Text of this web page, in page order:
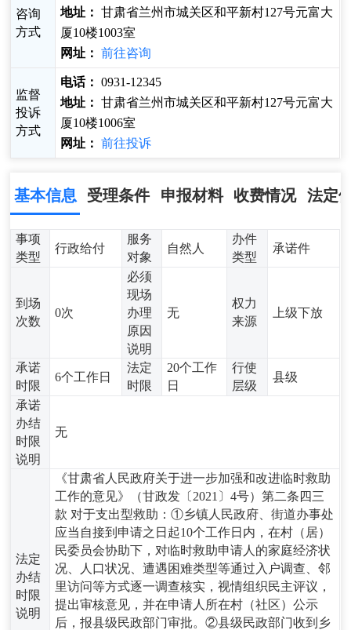
咨询
方式
地址： 甘肃省兰州市城关区和平新村127号元富大
厦10楼1003室
网址： 前往咨询
监督
投诉
方式
电话： 0931-12345
地址： 甘肃省兰州市城关区和平新村127号元富大
厦10楼1006室
网址： 前往投诉
基本信息 受理条件 申报材料 收费情况 法定
事项
类型
行政给付
服务
对象
自然人
办件
类型
承诺件
到场
次数
0次
必须
现场
办理
原因
说明
无
权力
来源
上级下放
承诺
时限
6个工作日
法定
时限
20个工作
日
行使
层级
县级
承诺
办结
时限
说明
无
法定
办结
时限
说明
《甘肃省人民政府关于进一步加强和改进临时救助
工作的意见》（甘政发〔2021〕4号）第二条四三
款 对于支出型救助：①乡镇人民政府、街道办事处
应当自接到申请之日起10个工作日内，在村（居）
民委员会协助下，对临时救助申请人的家庭经济状
况、人口状况、遭遇困难类型等通过入户调查、邻
里访问等方式逐一调查核实，视情组织民主评议，
提出审核意见，并在申请人所在村（社区）公示
后，报县级民政部门审批。②县级民政部门收到乡